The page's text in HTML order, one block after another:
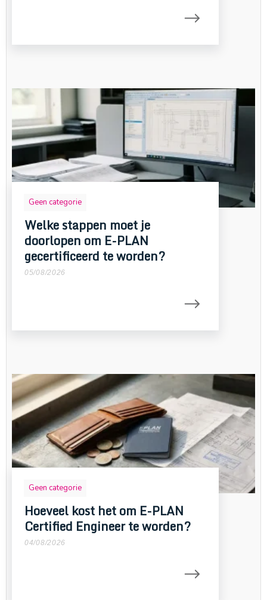
Geen categorie
Welke stappen moet je
doorlopen om E-PLAN
gecertificeerd te worden?
05/08/2026
Geen categorie
Hoeveel kost het om E-PLAN
Certified Engineer te worden?
04/08/2026